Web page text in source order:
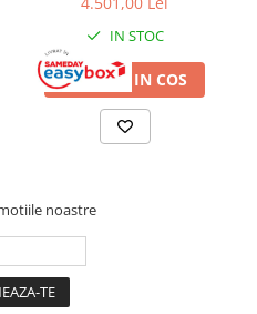
IN STOC
ADAUGA IN COS
noastre